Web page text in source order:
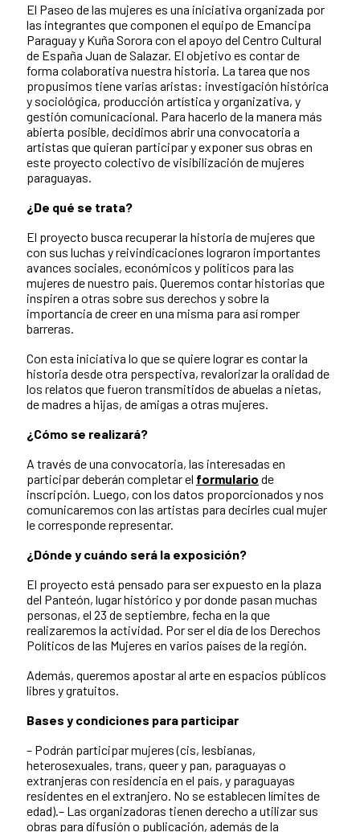
El Paseo de las mujeres es una iniciativa organizada por
las integrantes que componen el equipo de Emancipa
Paraguay y Kuña Sorora con el apoyo del Centro Cultural
de España Juan de Salazar. El objetivo es contar de
forma colaborativa nuestra historia. La tarea que nos
propusimos tiene varias aristas: investigación histórica
y sociológica, producción artística y organizativa, y
gestión comunicacional. Para hacerlo de la manera más
abierta posible, decidimos abrir una convocatoria a
artistas que quieran participar y exponer sus obras en
este proyecto colectivo de visibilización de mujeres
paraguayas.
¿De qué se trata?
El proyecto busca recuperar la historia de mujeres que
con sus luchas y reivindicaciones lograron importantes
avances sociales, económicos y políticos para las
mujeres de nuestro país. Queremos contar historias que
inspiren a otras sobre sus derechos y sobre la
importancia de creer en una misma para así romper
barreras.
Con esta iniciativa lo que se quiere lograr es contar la
historia desde otra perspectiva, revalorizar la oralidad de
los relatos que fueron transmitidos de abuelas a nietas,
de madres a hijas, de amigas a otras mujeres.
¿Cómo se realizará?
A través de una convocatoria, las interesadas en
participar deberán completar el formulario de
inscripción. Luego, con los datos proporcionados y nos
comunicaremos con las artistas para decirles cual mujer
le corresponde representar.
¿Dónde y cuándo será la exposición?
El proyecto está pensado para ser expuesto en la plaza
del Panteón, lugar histórico y por donde pasan muchas
personas, el 23 de septiembre, fecha en la que
realizaremos la actividad. Por ser el día de los Derechos
Políticos de las Mujeres en varios países de la región.
Además, queremos apostar al arte en espacios públicos
libres y gratuitos.
Bases y condiciones para participar
– Podrán participar mujeres (cis, lesbianas,
heterosexuales, trans, queer y pan, paraguayas o
extranjeras con residencia en el país, y paraguayas
residentes en el extranjero. No se establecen límites de
edad).– Las organizadoras tienen derecho a utilizar sus
obras para difusión o publicación, además de la